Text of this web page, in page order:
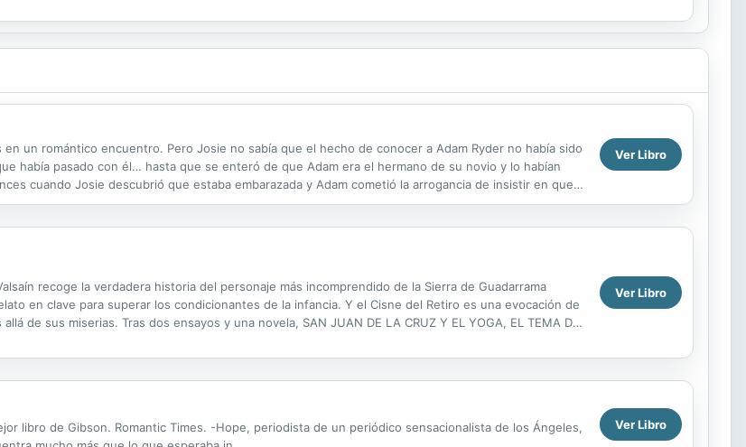
un romántico encuentro. Pero Josie no sabía que el hecho de conocer a Adam Ryder no había sido
había pasado con él… hasta que se enteró de que Adam era el hermano de su novio y lo habían
cuando Josie descubrió que estaba embarazada y Adam cometió la arrogancia de insistir en que
Ver Libro
recoge la verdadera historia del personaje más incomprendido de la Sierra de Guadarrama
en clave para superar los condicionantes de la infancia. Y el Cisne del Retiro es una evocación de
de sus miserias. Tras dos ensayos y una novela, SAN JUAN DE LA CRUZ Y EL YOGA, EL TEMA DE
Ver Libro
libro de Gibson. Romantic Times. -Hope, periodista de un periódico sensacionalista de los Ángeles,
Ver Libro